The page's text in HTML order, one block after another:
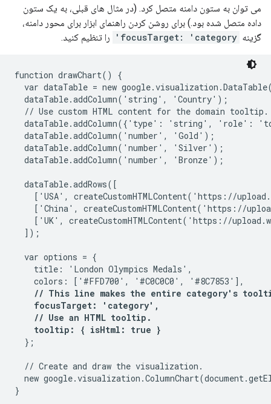
می توان به ستون دامنه متصل کرد. (در مثال های قبلی، به یک ستون
داده متصل شده بود.) برای روشن کردن راهنمای ابزار برای محور دامنه،
گزینه focusTarget: 'category' را تنظیم کنید.
function drawChart() {
var dataTable = new
  dataTable.addColumn('string', 'Country');
  // Use custom HTML content for the domain tooltip.
dataTable.addColumn({'type': 'string', 'role':
  dataTable.addColumn('number', 'Gold');
  dataTable.addColumn('number', 'Silver');
  dataTable.addColumn('number', 'Bronze');
  dataTable.addRows([
['USA', createCustomHTMLContent('https://
['China', createCustomHTMLContent('https://
['UK', createCustomHTMLContent('https://
  ]);
  var options = {
    title: 'London Olympics Medals',
    colors: ['#FFD700', '#C0C0C0', '#8C7853'],
// This line makes the entire category's
    focusTarget: 'category',
    // Use an HTML tooltip.
    tooltip: { isHtml: true }
  };
  // Create and draw the visualization.
new
}